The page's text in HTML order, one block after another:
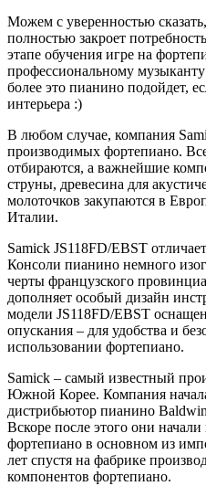
Можем с уверенностью
полностью закроет
этапе обучения игре на
профессиональному
более это пианино подойдет,
интерьера :)
В любом случае, компания
производимых фортепиано.
отбираются, а важнейшие
струны, древесина для
молоточков закупаются в
Италии.
Samick JS118FD/EBST
Консоли пианино немного
черты французского
дополняет особый дизайн
модели JS118FD/EBST
опускания – для удобства и
использовании фортепиано.
Samick – самый известный
Южной Корее. Компания
дистрибьютор пианино
Вскоре после этого они
фортепиано в основном из
лет спустя на фабрике
компонентов фортепиано.